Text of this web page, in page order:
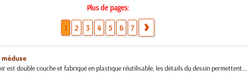
Plus de pages:
1 2 3 4 5 6 7
est double couche et fabriqué en plastique réutilisable, les détails du dessin permettent...